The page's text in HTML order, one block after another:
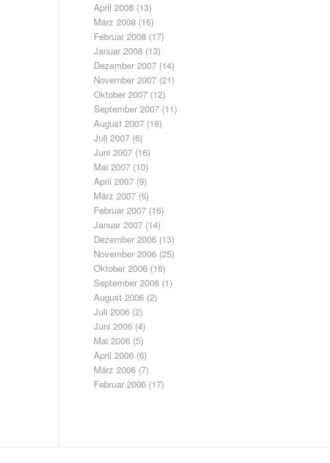
April 2008 (13)
März 2008 (16)
Februar 2008 (17)
Januar 2008 (13)
Dezember 2007 (14)
November 2007 (21)
Oktober 2007 (12)
September 2007 (11)
August 2007 (16)
Juli 2007 (6)
Juni 2007 (16)
Mai 2007 (10)
April 2007 (9)
März 2007 (6)
Februar 2007 (16)
Januar 2007 (14)
Dezember 2006 (13)
November 2006 (25)
Oktober 2006 (16)
September 2006 (1)
August 2006 (2)
Juli 2006 (2)
Juni 2006 (4)
Mai 2006 (5)
April 2006 (6)
März 2006 (7)
Februar 2006 (17)